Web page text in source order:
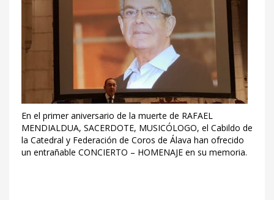
En el primer aniversario de la muerte de RAFAEL
MENDIALDUA, SACERDOTE, MUSICÓLOGO, el Cabildo de
la Catedral y Federación de Coros de Álava han ofrecido
un entrañable CONCIERTO – HOMENAJE en su memoria.